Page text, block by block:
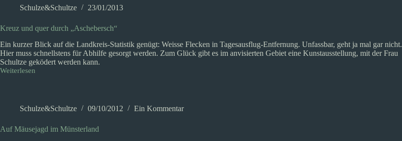
Schulze&Schultze 23/01/2013
Kreuz und quer durch „Aschebersch“
Ein kurzer Blick auf die Landkreis-Statistik genügt: Weisse Flecken in Tagesausflug-Entfernung. Unfassbar, geht ja mal gar nicht.
Hier muss schnellstens für Abhilfe gesorgt werden. Zum Glück gibt es im anvisierten Gebiet eine Kunstausstellung, mit der Frau
Schultze geködert werden kann.
Weiterlesen
Kreuz
„Aschebersch“
Schulze&Schultze 09/10/2012 Ein Kommentar
Auf Mäusejagd im Münsterland